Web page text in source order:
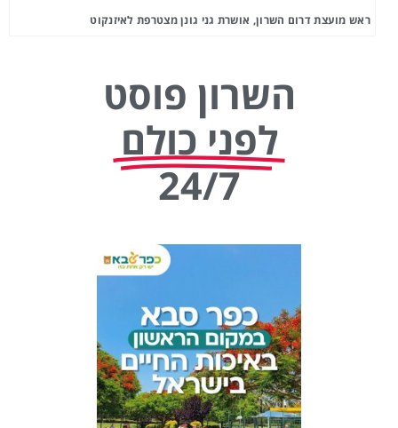
ראש מועצת דרום השרון, אושרת גני גונן מצטרפת לאיזנקוט
השרון פוסט
לפני כולם
24/7